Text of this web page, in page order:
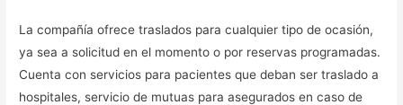
La compañía ofrece traslados para cualquier tipo de ocasión,
ya sea a solicitud en el momento o por reservas programadas.
Cuenta con servicios para pacientes que deban ser traslado a
hospitales, servicio de mutuas para asegurados en caso de